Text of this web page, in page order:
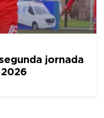
jornada